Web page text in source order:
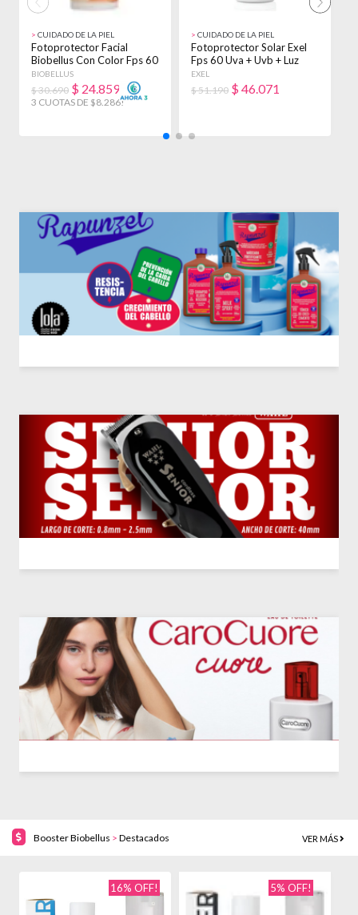
> CUIDADO DE LA PIEL
Fotoprotector Facial
Biobellus Con Color Fps 60
Diario 50ml
BIOBELLUS
$ 30.690 $ 24.859
3 CUOTAS DE $8.286!
> CUIDADO DE LA PIEL
Fotoprotector Solar Exel
Fps 60 Uva + Uvb + Luz
Azul X 150ml
EXEL
$ 51.190 $ 46.071
Booster Biobellus > Destacados VER MÁS
16% OFF! 5% OFF!